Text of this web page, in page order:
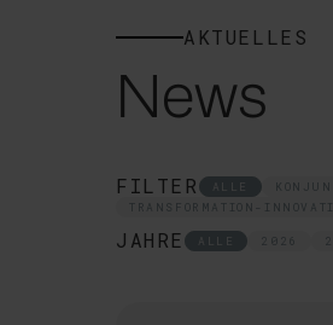
AKTUELLES
News
FILTER ALLE
TRANSFORMATION-
JAHRE ALLE